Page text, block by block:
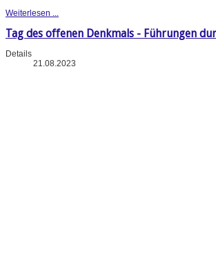
Weiterlesen ...
Tag des offenen Denkmals - Führungen
Details
21.08.2023